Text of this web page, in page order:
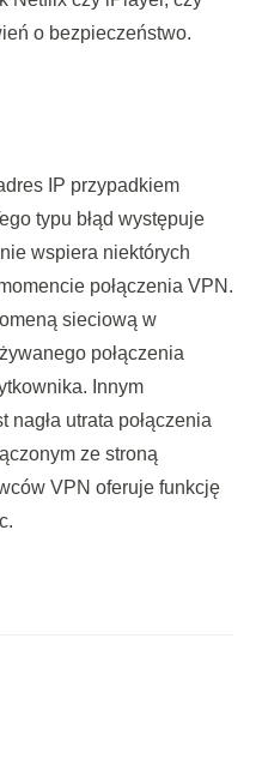
o bezpieczeństwo.
IP przypadkiem
typu błąd występuje
wspiera niektórych
połączenia VPN.
sieciową w
połączenia
Innym
nagła utrata połączenia
ze stroną
VPN oferuje funkcję